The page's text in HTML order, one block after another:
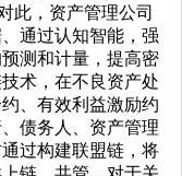
此，资产管理公司
通过认知智能，强
测和计量，提高密
术，在不良资产处
、有效利益激励约
债务人、资产管理
过构建联盟链，将